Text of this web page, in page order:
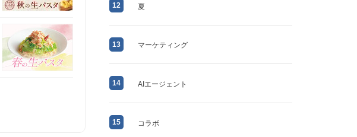
12 夏
13 マーケティング
14 AIエージェント
15 コラボ